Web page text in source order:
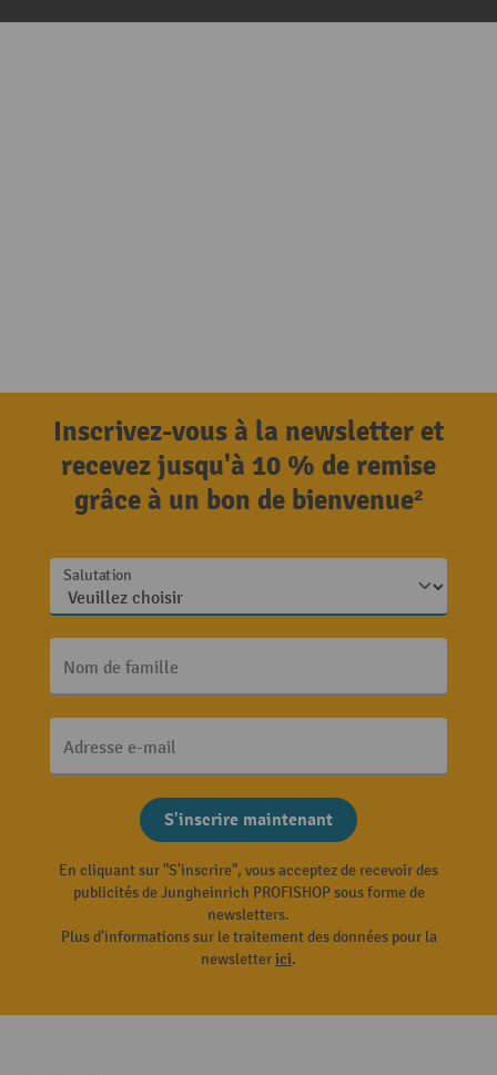
Inscrivez-vous à la newsletter et
recevez jusqu'à 10 % de remise
grâce à un bon de bienvenue²
Salutation
Nom de famille
Adresse e-mail
S'inscrire maintenant
En cliquant sur "S'inscrire", vous acceptez de recevoir des
publicités de Jungheinrich PROFISHOP sous forme de
newsletters.
Plus d'informations sur le traitement des données pour la
newsletterici.